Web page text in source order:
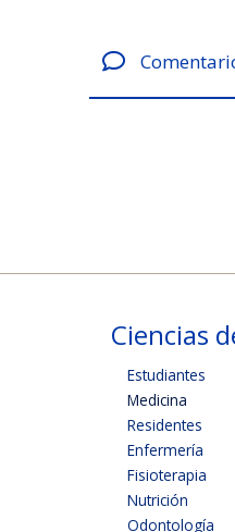
Ciencias
Estudiantes
Medicina
Residentes
Enfermería
Fisioterapia
Nutrición
Odontología